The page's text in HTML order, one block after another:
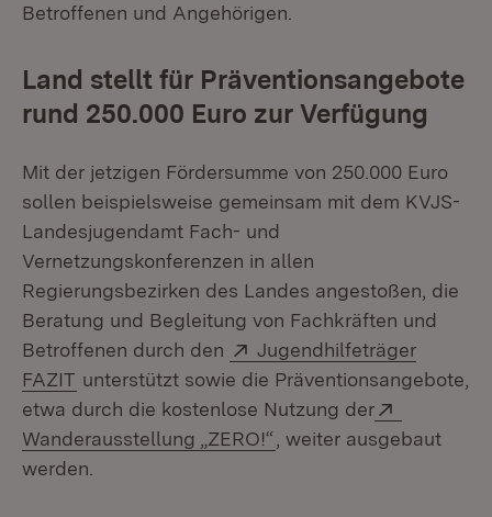
Betroffenen und Angehörigen.
Land stellt für Präventionsangebote
rund 250.000 Euro zur Verfügung
Mit der jetzigen Fördersumme von 250.000 Euro
sollen beispielsweise gemeinsam mit dem KVJS-
Landesjugendamt Fach- und
Vernetzungskonferenzen in allen
Regierungsbezirken des Landes angestoßen, die
Beratung und Begleitung von Fachkräften und
Betroffenen durch den
Extern:
Jugendhilfeträger
FAZIT (Öffnet in neuem Fenster)
unterstützt sowie die Präventionsangebote,
etwa durch die kostenlose Nutzung der
Wanderausstellung „ZERO!“ (Öffnet in neuem
, weiter ausgebaut
werden.